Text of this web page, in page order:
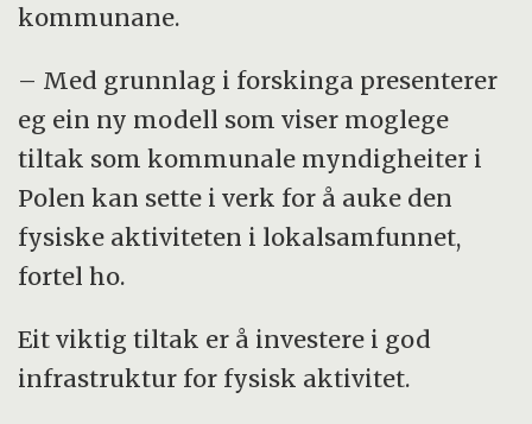
kommunane.
– Med grunnlag i forskinga presenterer
eg ein ny modell som viser moglege
tiltak som kommunale myndigheiter i
Polen kan sette i verk for å auke den
fysiske aktiviteten i lokalsamfunnet,
fortel ho.
Eit viktig tiltak er å investere i god
infrastruktur for fysisk aktivitet.